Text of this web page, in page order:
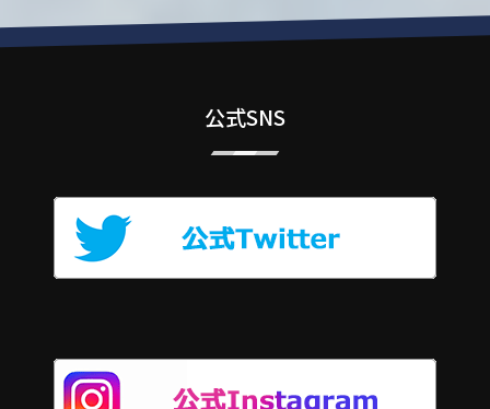
公式SNS